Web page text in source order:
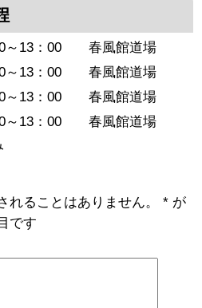
～13：00 春風館道場
～13：00 春風館道場
～13：00 春風館道場
～13：00 春風館道場
れることはありません。
* が
です